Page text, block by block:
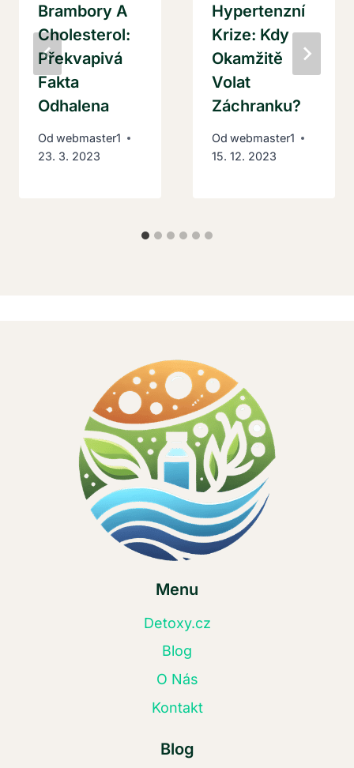
Brambory A
Cholesterol:
Překvapivá
Fakta
Odhalena
Od webmaster1
23. 3. 2023
Hypertenzní
Krize: Kdy
Okamžitě
Volat
Záchranku?
Od webmaster1
15. 12. 2023
Menu
Detoxy.cz
Blog
O Nás
Kontakt
Blog